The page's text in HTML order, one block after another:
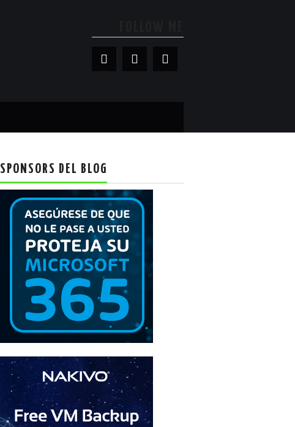
SPONSORS DEL BLOG